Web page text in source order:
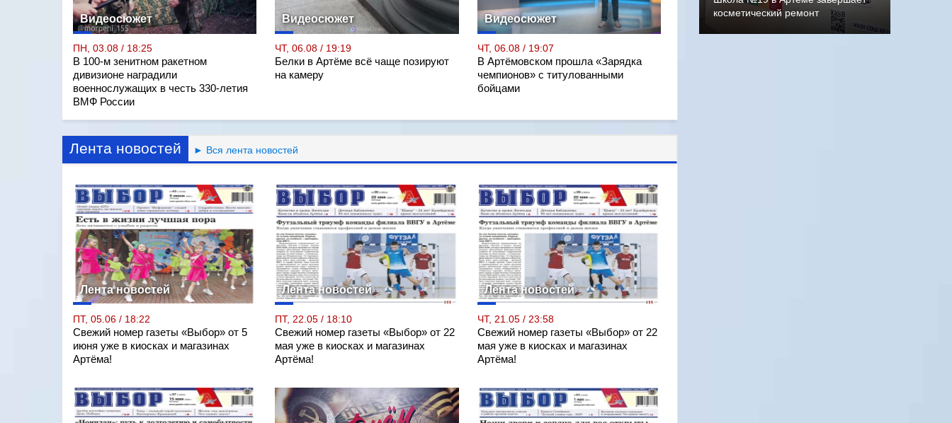
Видеосюжет
ПН, 03.08 / 18:25
В 100-м зенитном ракетном
дивизионе наградили
военнослужащих в честь 330-летия
ВМФ России
Видеосюжет
ЧТ, 06.08 / 19:19
Белки в Артёме всё чаще позируют
на камеру
Видеосюжет
ЧТ, 06.08 / 19:07
В Артёмовском прошла «Зарядка
чемпионов» с титулованными
бойцами
Лента новостей ► Вся лента новостей
Лента новостей
ПТ, 05.06 / 18:22
Свежий номер газеты «Выбор» от 5
июня уже в киосках и магазинах
Артёма!
Лента новостей
ПТ, 22.05 / 18:10
Свежий номер газеты «Выбор» от 22
мая уже в киосках и магазинах
Артёма!
Лента новостей
ЧТ, 21.05 / 23:58
Свежий номер газеты «Выбор» от 22
мая уже в киосках и магазинах
Артёма!
косметический ремонт